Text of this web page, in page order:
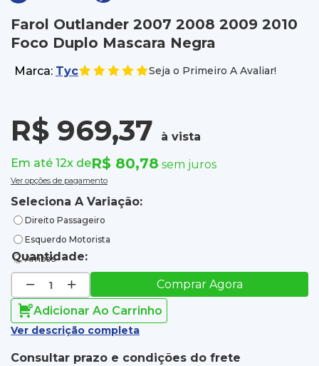
Farol Outlander 2007 2008 2009 2010
Foco Duplo Mascara Negra
Marca: Tyc Seja o Primeiro A Avaliar!
R$ 969,37
à vista
Em até 12x deR$ 80,78 sem juros
Ver opções de pagamento
Seleciona A Variação:
Direito Passageiro
Esquerdo Motorista
Ambos
Quantidade:
Comprar Agora
Adicionar Ao Carrinho
Ver descrição completa
Consultar prazo e condições do frete